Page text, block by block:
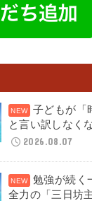
子どもが「
と言い訳しなく
2026.08.07
勉強が続
全力の「三日坊